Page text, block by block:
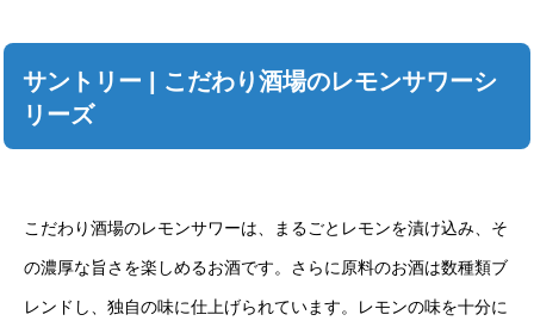
サントリー | こだわり酒場のレモンサワーシ
リーズ
こだわり酒場のレモンサワーは、まるごとレモンを漬け込み、そ
の濃厚な旨さを楽しめるお酒です。さらに原料のお酒は数種類ブ
レンドし、独自の味に仕上げられています。レモンの味を十分に